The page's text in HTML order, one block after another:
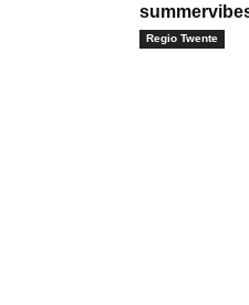
Regio Twente